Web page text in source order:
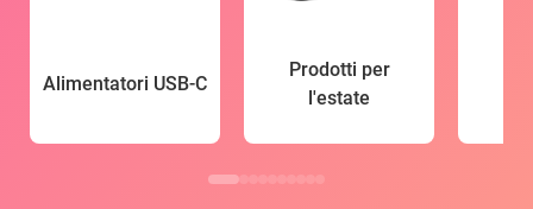
Alimentatori USB-C
Prodotti per
l'estate